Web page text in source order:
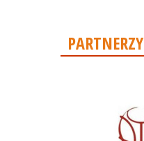
PARTNERZY